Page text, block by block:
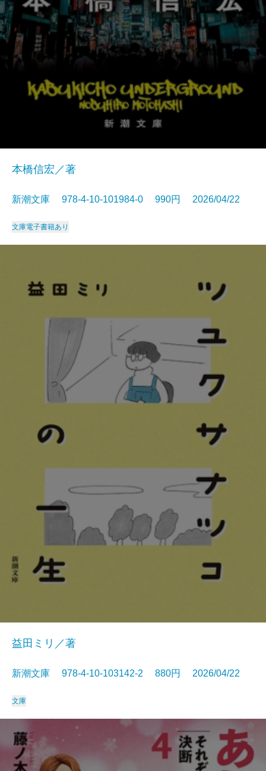
本橋信宏／著
新潮文庫 978-4-10-101984-0 990円 2026/04/22
文庫電子書籍あり
益田ミリ／著
新潮文庫 978-4-10-103142-2 880円 2026/04/22
文庫